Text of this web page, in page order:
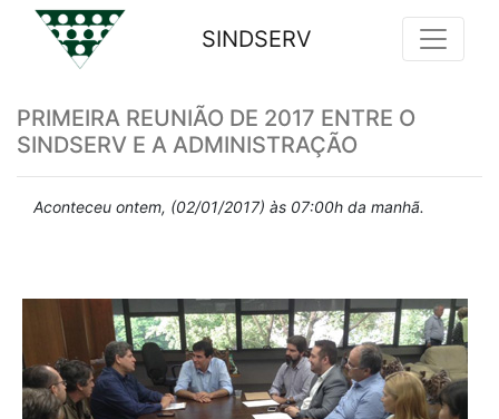
SINDSERV
PRIMEIRA REUNIÃO DE 2017 ENTRE O
SINDSERV E A ADMINISTRAÇÃO
Aconteceu ontem, (02/01/2017) às 07:00h da manhã.